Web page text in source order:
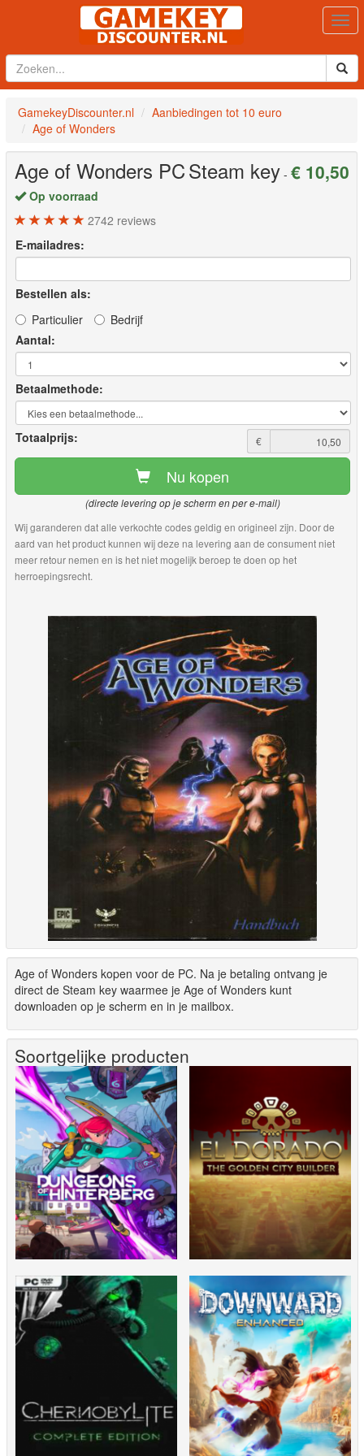
GamekeyDiscounter.nl
Aanbiedingen tot 10 euro
Age of Wonders
Age of Wonders PCSteam key - € 10,50
Op voorraad
2742 reviews
E-mailadres:
Bestellen als:
Particulier
Bedrijf
Aantal:
Betaalmethode:
Totaalprijs: €
Nu kopen
(directe levering op je scherm en per e-mail)
Wij garanderen dat alle verkochte codes geldig en origineel zijn. Door de
aard van het product kunnen wij deze na levering aan de consument niet
meer retour nemen en is het niet mogelijk beroep te doen op het
herroepingsrecht.
Age of Wonders kopen voor de PC. Na je betaling ontvang je
direct de Steam key waarmee je Age of Wonders kunt
downloaden op je scherm en in je mailbox.
Soortgelijke producten